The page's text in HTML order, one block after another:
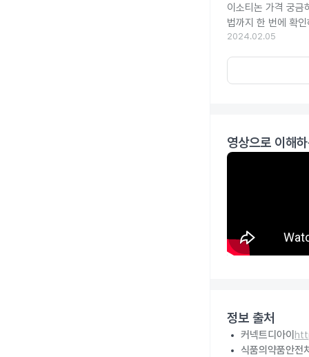
이소티논 가격 궁금
법까지 한 번에 확
2024.02.05
영상으로 이해
정보 출처
커넥트디아이
식품의약품안전